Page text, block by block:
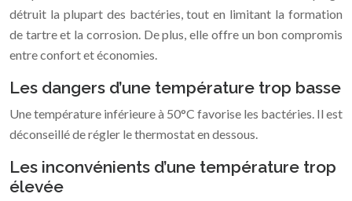
détruit la plupart des bactéries, tout en limitant la formation
de tartre et la corrosion. De plus, elle offre un bon compromis
entre confort et économies.
Les dangers d’une température trop basse
Une température inférieure à 50°C favorise les bactéries. Il est
déconseillé de régler le thermostat en dessous.
Les inconvénients d’une température trop
élevée